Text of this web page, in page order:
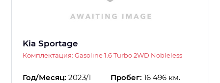
Kia Sportage
Комплектация: Gasoline 1.6 Turbo 2WD Nobleless
Год/Месяц: 2023/1 Пробег: 16 496 км.